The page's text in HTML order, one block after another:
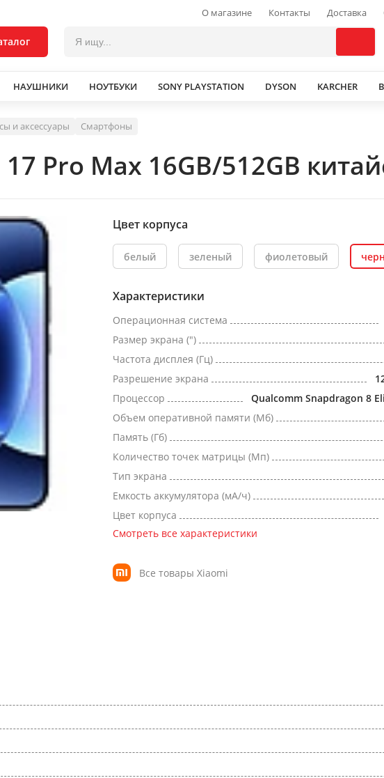
О магазине Контакты Доставка
НАУШНИКИ НОУТБУКИ SONY PLAYSTATION DYSON KARCHER
и аксессуары Смартфоны
Pro Max 16GB/512GB
Цвет корпуса
белый зеленый фиолетовый
Характеристики
Операционная система
Размер экрана (")
Частота дисплея (Гц)
Разрешение экрана
Процессор
Qualcomm Snapdragon 8
Объем оперативной памяти (Мб)
Память (Гб)
Количество точек матрицы (Мп)
Тип экрана
Емкость аккумулятора (мА/ч)
Цвет корпуса
Смотреть все характеристики
Все товары Xiaomi